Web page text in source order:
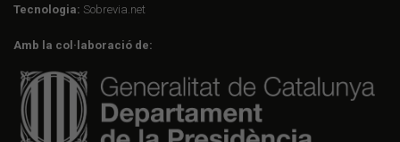
Tecnologia: Sobrevia.net
Amb la col·laboració de: